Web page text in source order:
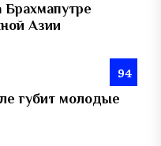
Брахмапутре
Азии
94
губит молодые